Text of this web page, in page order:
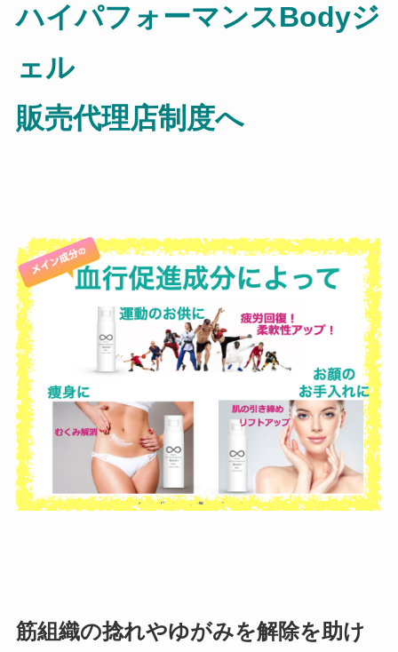
ハイパフォーマンスBodyジ
ェル
販売代理店制度へ
筋組織の捻れやゆがみを解除を助け